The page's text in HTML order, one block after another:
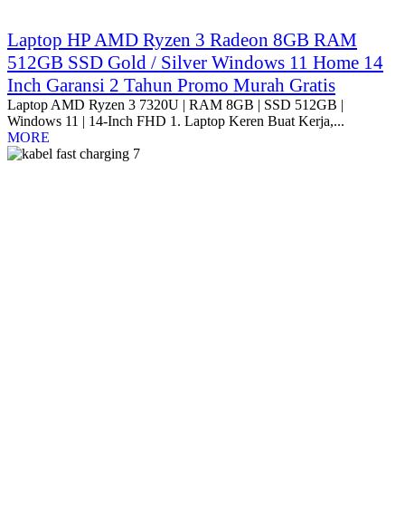
Laptop HP AMD Ryzen 3 Radeon 8GB RAM
512GB SSD Gold / Silver Windows 11 Home 14
Inch Garansi 2 Tahun Promo Murah Gratis
Laptop AMD Ryzen 3 7320U | RAM 8GB | SSD 512GB |
Windows 11 | 14-Inch FHD 1. Laptop Keren Buat Kerja,...
MORE